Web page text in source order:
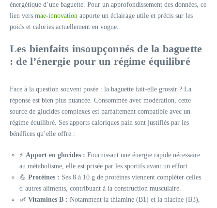
énergétique d’une baguette. Pour un approfondissement des données, ce
lien vers mae-innovation apporte un éclairage utile et précis sur les
poids et calories actuellement en vogue.
Les bienfaits insoupçonnés de la baguette
: de l’énergie pour un régime équilibré
Face à la question souvent posée : la baguette fait-elle grossir ? La
réponse est bien plus nuancée. Consommée avec modération, cette
source de glucides complexes est parfaitement compatible avec un
régime équilibré. Ses apports caloriques pain sont justifiés par les
bénéfices qu’elle offre :
⚡️ Apport en glucides : Fournissant une énergie rapide nécessaire
au métabolisme, elle est prisée par les sportifs avant un effort.
💪 Protéines : Ses 8 à 10 g de protéines viennent compléter celles
d’autres aliments, contribuant à la construction musculaire.
🌿 Vitamines B : Notamment la thiamine (B1) et la niacine (B3),